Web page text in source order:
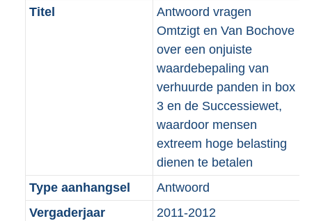
Titel
Antwoord vragen
Omtzigt en Van Bochove
over een onjuiste
waardebepaling van
verhuurde panden in box
3 en de Successiewet,
waardoor mensen
extreem hoge belasting
dienen te betalen
Type aanhangsel
Antwoord
Vergaderjaar
2011-2012